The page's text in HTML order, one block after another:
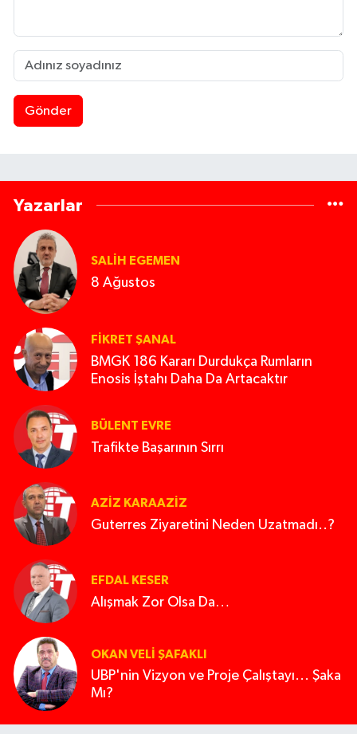
Gönder
Yazarlar
SALIH EGEMEN
8 Ağustos
FIKRET ŞANAL
BMGK 186 Kararı Durdukça Rumların
Enosis İştahı Daha Da Artacaktır
BÜLENT EVRE
Trafikte Başarının Sırrı
AZIZ KARAAZIZ
Guterres Ziyaretini Neden Uzatmadı..?
EFDAL KESER
Alışmak Zor Olsa Da…
OKAN VELI ŞAFAKLI
UBP'nin Vizyon ve Proje Çalıştayı... Şaka
Mı?